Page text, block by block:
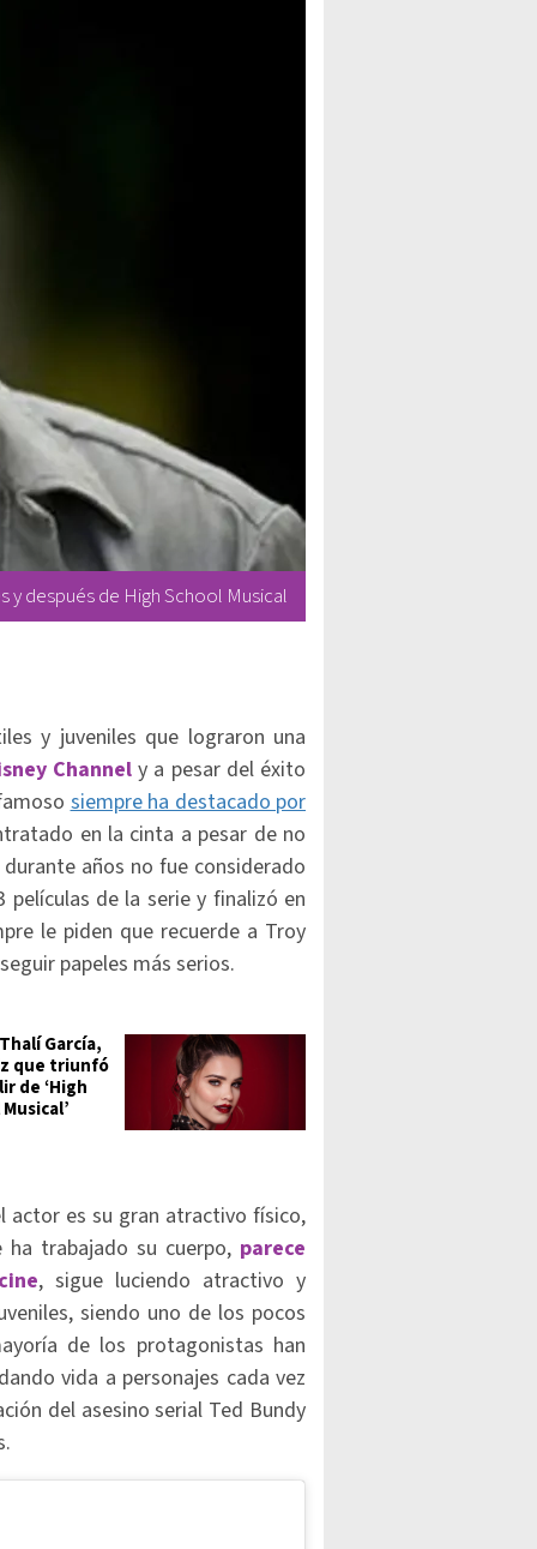
y después de High School Musical
y juveniles que lograron una
Channely a pesar del éxito
siempre ha destacado por
en la cinta a pesar de no
años no fue considerado
de la serie y finalizó en
le piden que recuerde a Troy
papeles más serios.
García,
que triunfó
de ‘High
actor es su gran atractivo físico,
trabajado su cuerpo, parece
, sigue luciendo atractivo y
siendo uno de los pocos
de los protagonistas han
vida a personajes cada vez
del asesino serial Ted Bundy